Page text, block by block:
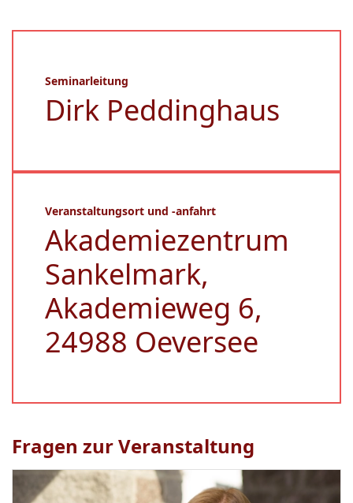
Seminarleitung
Dirk Peddinghaus
Veranstaltungsort und -anfahrt
Akademiezentrum
Sankelmark,
Akademieweg 6,
24988 Oeversee
Fragen zur Veranstaltung